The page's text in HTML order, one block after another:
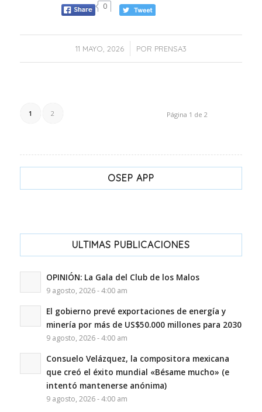
0
11 MAYO, 2026
/ POR PRENSA3
Página 1 de 2
1 2
OSEP APP
ULTIMAS PUBLICACIONES
OPINIÓN: La Gala del Club de los Malos
9 agosto, 2026 - 4:00 am
El gobierno prevé exportaciones de energía y
minería por más de US$50.000 millones para 2030
9 agosto, 2026 - 4:00 am
Consuelo Velázquez, la compositora mexicana
que creó el éxito mundial «Bésame mucho» (e
intentó mantenerse anónima)
9 agosto, 2026 - 4:00 am